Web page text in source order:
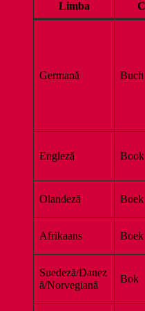
Limba
Germană Buch
Engleză Book
Olandeză Boek
Afrikaans Boek
Suedeză/Danez
ă/Norvegiană
Bok